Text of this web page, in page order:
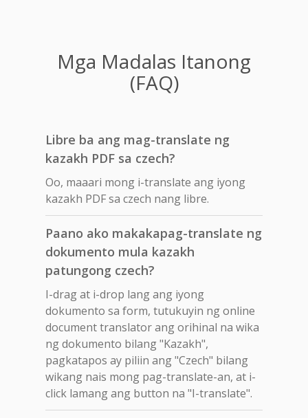
Mga Madalas Itanong
(FAQ)
Libre ba ang mag-translate ng
kazakh PDF sa czech?
Oo, maaari mong i-translate ang iyong
kazakh PDF sa czech nang libre.
Paano ako makakapag-translate ng
dokumento mula kazakh
patungong czech?
I-drag at i-drop lang ang iyong
dokumento sa form, tutukuyin ng online
document translator ang orihinal na wika
ng dokumento bilang "Kazakh",
pagkatapos ay piliin ang "Czech" bilang
wikang nais mong pag-translate-an, at i-
click lamang ang button na "I-translate".